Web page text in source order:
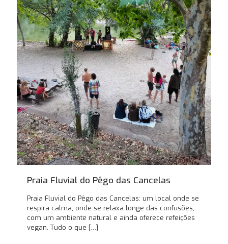
Praia Fluvial do Pêgo das Cancelas
Praia Fluvial do Pêgo das Cancelas: um local onde se
respira calma, onde se relaxa longe das confusões,
com um ambiente natural e ainda oferece refeições
vegan. Tudo o que […]